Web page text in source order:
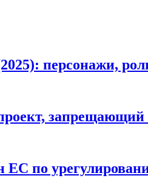
персонажи,
по